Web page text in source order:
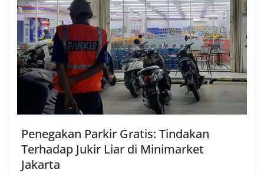
Penegakan Parkir Gratis: Tindakan
Terhadap Jukir Liar di Minimarket
Jakarta